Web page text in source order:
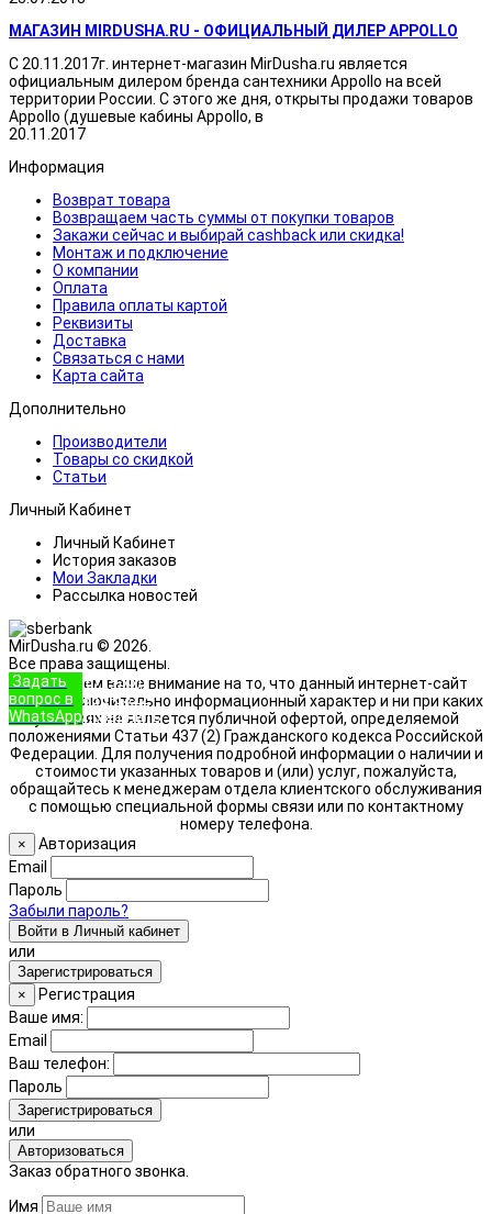
МАГАЗИН MIRDUSHA.RU - ОФИЦИАЛЬНЫЙ ДИЛЕР APPOLLO
С 20.11.2017г. интернет-магазин MirDusha.ru является
официальным дилером бренда сантехники Appollo на всей
территории России. С этого же дня, открыты продажи товаров
Appollo (душевые кабины Appollo, в
20.11.2017
Информация
Возврат товара
Возвращаем часть суммы от покупки товаров
Закажи сейчас и выбирай cashback или скидка!
Монтаж и подключение
О компании
Оплата
Правила оплаты картой
Реквизиты
Доставка
Связаться с нами
Карта сайта
Дополнительно
Производители
Товары со скидкой
Статьи
Личный Кабинет
Личный Кабинет
История заказов
Мои Закладки
Рассылка новостей
MirDusha.ru © 2026.
Все права защищены.
Обращаем ваше внимание на то, что данный интернет-сайт
носит исключительно информационный характер и ни при каких
условиях не является публичной офертой, определяемой
положениями Статьи 437 (2) Гражданского кодекса Российской
Федерации. Для получения подробной информации о наличии и
стоимости указанных товаров и (или) услуг, пожалуйста,
обращайтесь к менеджерам отдела клиентского обслуживания
с помощью специальной формы связи или по контактному
номеру телефона.
Задать
вопрос в
WhatsApp
+7 (933)
888-8322
Позвонить
×
Авторизация
Email
Пароль
Забыли пароль?
Войти в Личный кабинет
или
Зарегистрироваться
×
Регистрация
Ваше имя:
Email
Ваш телефон:
Пароль
Зарегистрироваться
или
Авторизоваться
Заказ обратного звонка.
Имя